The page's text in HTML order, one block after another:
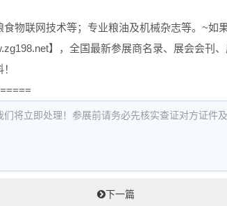
物联网技术等；专业粮油及机械杂志等。~如
】，全国最新参展商名录、展会会刊、
们将立即处理！参展前请务必先核实查证对方证件
下一篇